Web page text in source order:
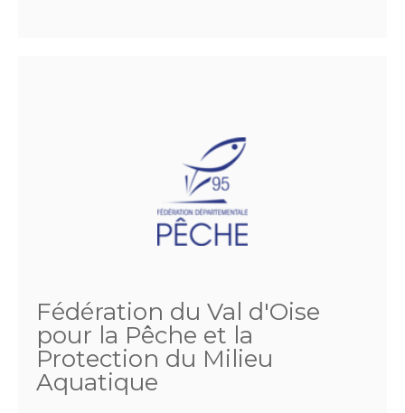
Fédération du Val d'Oise
pour la Pêche et la
Protection du Milieu
Aquatique